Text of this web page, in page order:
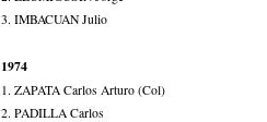
3. IMBACUAN Julio
1974
1. ZAPATA Carlos Arturo (Col)
2. PADILLA Carlos